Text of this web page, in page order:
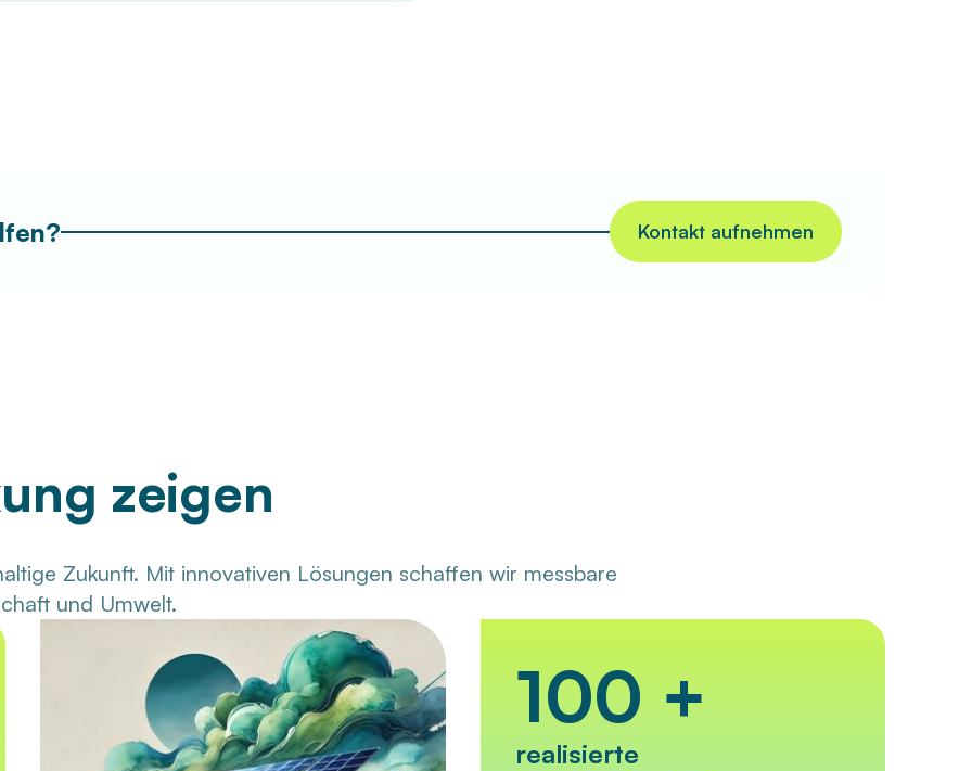
Kontakt aufnehmen
zeigen
Zukunft. Mit innovativen Lösungen schaffen wir messbare
und Umwelt.
100 +
realisierte